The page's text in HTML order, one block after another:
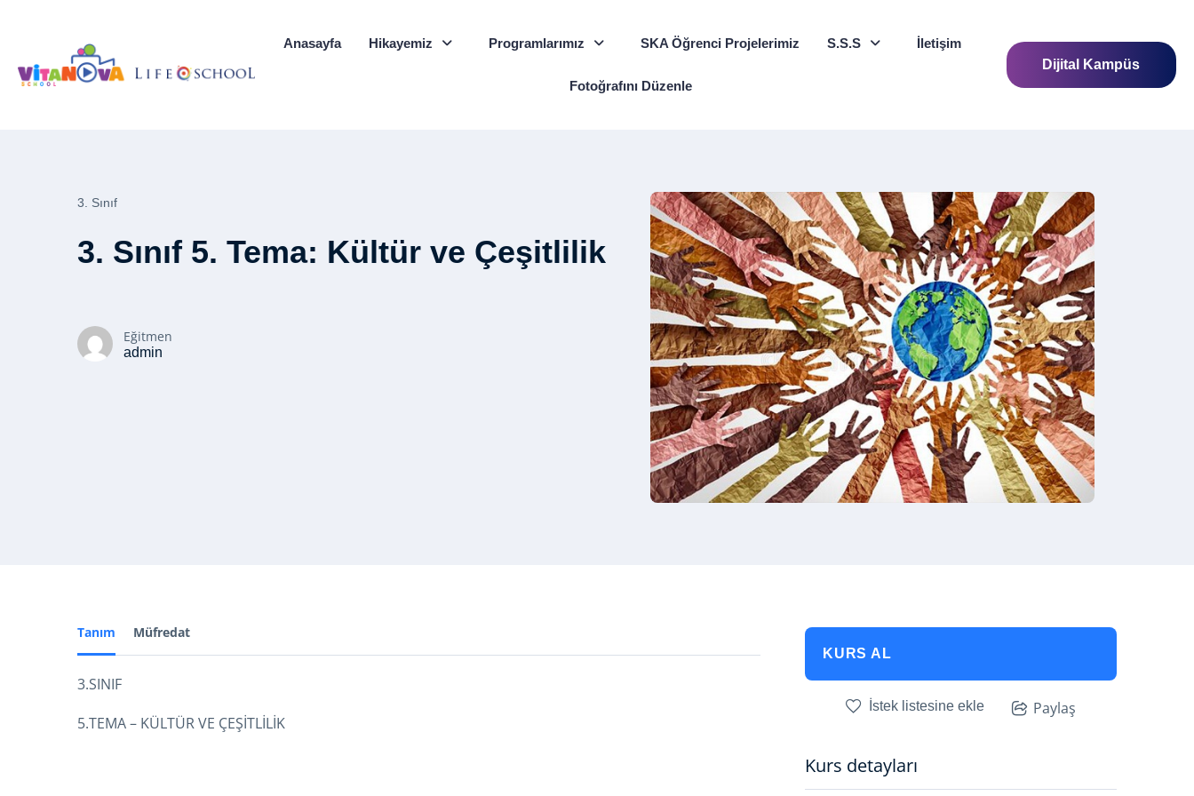
Anasayfa Hikayemiz Programlarımız SKA Öğrenci Projelerimiz S.S.S İletişim
Fotoğrafını Düzenle
Dijital Kampüs
3. Sınıf
3. Sınıf 5. Tema: Kültür ve Çeşitlilik
Eğitmen
admin
Tanım Müfredat
3.SINIF
5.TEMA – KÜLTÜR VE ÇEŞİTLİLİK
KURS AL
İstek listesine ekle Paylaş
Kurs detayları